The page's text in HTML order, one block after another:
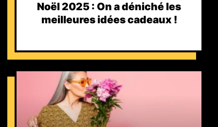
Noël 2025 : On a déniché les
meilleures idées cadeaux !